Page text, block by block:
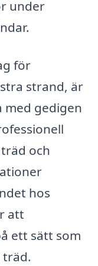
under
för
strand, är
gedigen
och
hos
att
ett sätt som